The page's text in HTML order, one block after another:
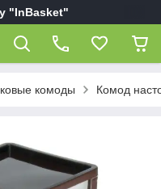
"InBasket"
комоды Комод